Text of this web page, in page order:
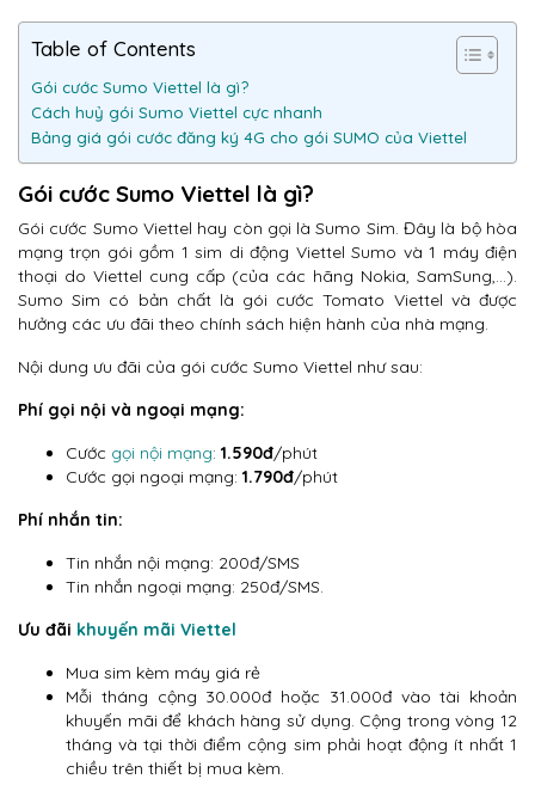
Table of Contents
Gói cước Sumo Viettel là gì?
Cách huỷ gói Sumo Viettel cực nhanh
Bảng giá gói cước đăng ký 4G cho gói SUMO của Viettel
Gói cước Sumo Viettel là gì?
Gói cước Sumo Viettel hay còn gọi là Sumo Sim. Đây là bộ hòa
mạng trọn gói gồm 1 sim di động Viettel Sumo và 1 máy điện
thoại do Viettel cung cấp (của các hãng Nokia, SamSung,…).
Sumo Sim có bản chất là gói cước Tomato Viettel và được
hưởng các ưu đãi theo chính sách hiện hành của nhà mạng.
Nội dung ưu đãi của gói cước Sumo Viettel như sau:
Phí gọi nội và ngoại mạng:
Cước gọi nội mạng: 1.590đ/phút
Cước gọi ngoại mạng: 1.790đ/phút
Phí nhắn tin:
Tin nhắn nội mạng: 200đ/SMS
Tin nhắn ngoại mạng: 250đ/SMS.
Ưu đãi khuyến mãi Viettel
Mua sim kèm máy giá rẻ
Mỗi tháng cộng 30.000đ hoặc 31.000đ vào tài khoản
khuyến mãi để khách hàng sử dụng. Cộng trong vòng 12
tháng và tại thời điểm cộng sim phải hoạt động ít nhất 1
chiều trên thiết bị mua kèm.